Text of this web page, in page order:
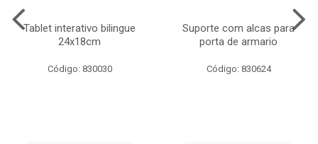
Tablet interativo bilingue
24x18cm
Código: 830030
Suporte com alcas para
porta de armario
Código: 830624